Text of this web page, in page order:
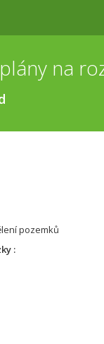
na
pozemků